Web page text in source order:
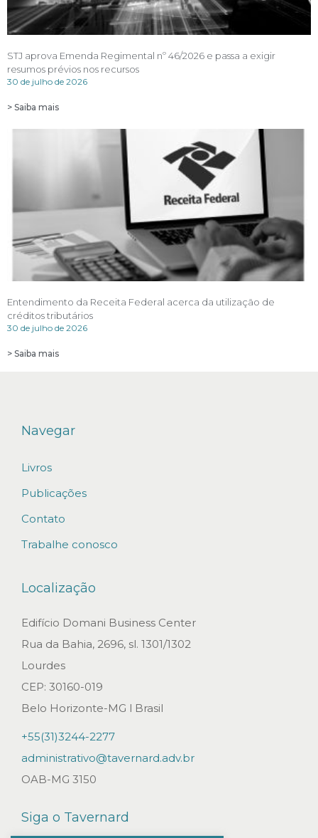
STJ aprova Emenda Regimental nº 46/2026 e passa a exigir
resumos prévios nos recursos
30 de julho de 2026
> Saiba mais
Entendimento da Receita Federal acerca da utilização de
créditos tributários
30 de julho de 2026
> Saiba mais
Navegar
Livros
Publicações
Contato
Trabalhe conosco
Localização
Edifício Domani Business Center
Rua da Bahia, 2696, sl. 1301/1302
Lourdes
CEP: 30160-019
Belo Horizonte-MG l Brasil
+55(31)3244-2277
administrativo@tavernard.adv.br
OAB-MG 3150
Siga o Tavernard